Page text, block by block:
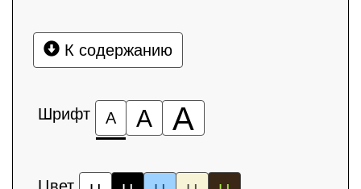
К содержанию
Шрифт А А А